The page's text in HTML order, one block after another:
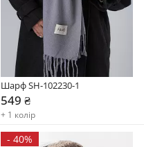
Шарф SH-102230-1
549 ₴
+ 1 колір
- 40%